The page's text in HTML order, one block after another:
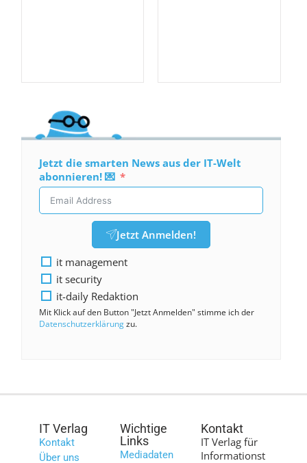
Jetzt die smarten News aus der IT-Welt
abonnieren! 💌
Jetzt Anmelden!
it management
it security
it-daily Redaktion
Mit Klick auf den Button "Jetzt Anmelden" stimme ich der
Datenschutzerklärungzu.
IT Verlag
Kontakt
Über uns
Wichtige
Links
Mediadaten
Kontakt
IT Verlag für
Informationst